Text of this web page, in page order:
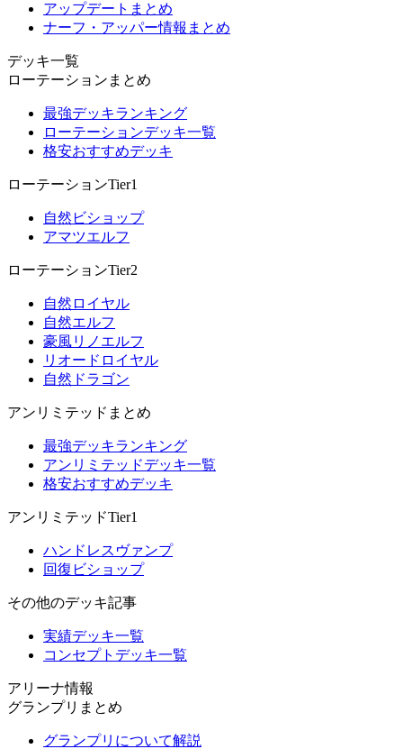
アップデートまとめ
ナーフ・アッパー情報まとめ
デッキ一覧
ローテーションまとめ
最強デッキランキング
ローテーションデッキ一覧
格安おすすめデッキ
ローテーションTier1
自然ビショップ
アマツエルフ
ローテーションTier2
自然ロイヤル
自然エルフ
豪風リノエルフ
リオードロイヤル
自然ドラゴン
アンリミテッドまとめ
最強デッキランキング
アンリミテッドデッキ一覧
格安おすすめデッキ
アンリミテッドTier1
ハンドレスヴァンプ
回復ビショップ
その他のデッキ記事
実績デッキ一覧
コンセプトデッキ一覧
アリーナ情報
グランプリまとめ
グランプリについて解説